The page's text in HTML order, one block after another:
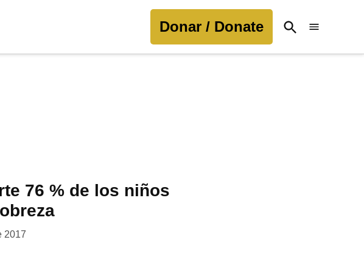
Donar / Donate
Open
Search
76 % de los niños
2017